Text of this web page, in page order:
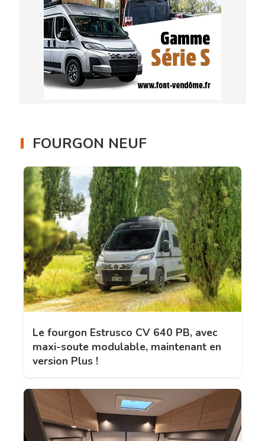
FOURGON NEUF
Le fourgon Estrusco CV 640 PB, avec
maxi-soute modulable, maintenant en
version Plus !